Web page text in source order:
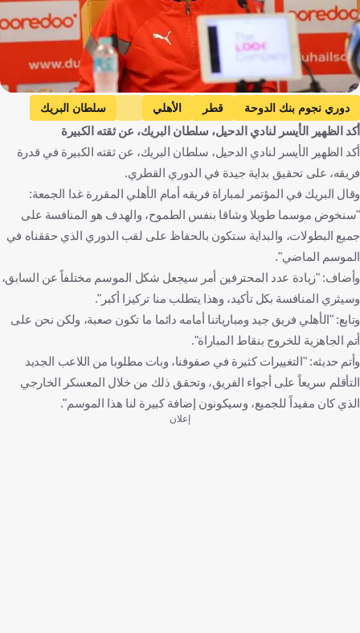
دوري نجوم بنك الدوحة قطر الأهلي
سلطان البريك
كرة قدم
أكد الظهير الأيسر لنادي الدحيل، سلطان البريك، عن ثقته الكبيرة
أكد الظهير الأيسر لنادي الدحيل، سلطان البريك، عن ثقته الكبيرة في قدرة
فريقه، على تحقيق بداية جيدة في الدوري القطري.
وقال البريك في المؤتمر لمباراة فريقه أمام الأهلي المقررة غدا الجمعة:
"سنخوض موسما طويلا وشاقا بنفس الطموح، والهدف هو المنافسة على
جميع البطولات، والبداية ستكون بالحفاظ على لقب الدوري الذي حققناه في
الموسم الماضي".
وأضاف: "زيادة عدد المحترفين أمر سيجعل شكل الموسم مختلفاً عن السابق،
وسيثري المنافسة بكل تأكيد، وهذا يتطلب منا تركيزا أكبر".
وتابع: "الأهلي فريق جيد ومبارياتنا أمامه دائما ما تكون صعبة، ولكن نحن على
أتم الجاهزية للخروج بنقاط المباراة".
وأتم حديثه: "التغييرات كثيرة في صفوفنا، وبات مطلوبا من اللاعب الجديد
التأقلم سريعاً على أجواء الفريق، وتحقق ذلك من خلال المعسكر الخارجي
الذي كان مفيداً للجميع، وسيكونون إضافة كبيرة لنا هذا الموسم".
إعلان